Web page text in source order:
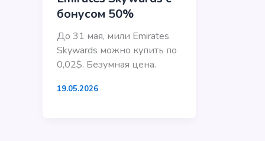
бонусом 50%
До 31 мая, мили Emirates
Skywards можно купить по
0,02$. Безумная цена.
19.05.2026